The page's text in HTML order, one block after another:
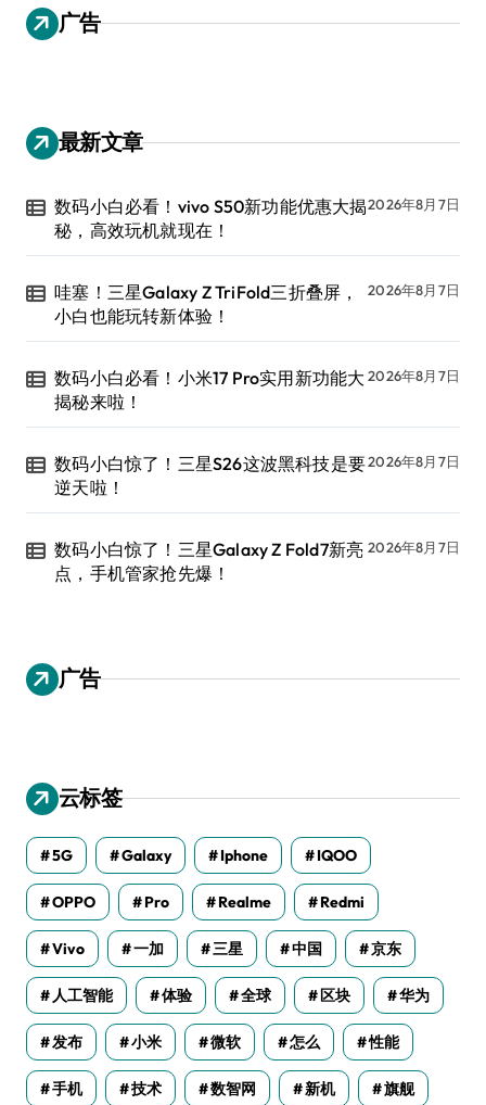
广告
最新文章
数码小白必看！vivo S50新功能优惠大揭
秘，高效玩机就现在！
2026年8月7日
哇塞！三星Galaxy Z TriFold三折叠屏，
小白也能玩转新体验！
2026年8月7日
数码小白必看！小米17 Pro实用新功能大
揭秘来啦！
2026年8月7日
数码小白惊了！三星S26这波黑科技是要
逆天啦！
2026年8月7日
数码小白惊了！三星Galaxy Z Fold7新亮
点，手机管家抢先爆！
2026年8月7日
广告
云标签
5G Galaxy Iphone IQOO
OPPO Pro Realme Redmi
Vivo 一加 三星 中国 京东
人工智能 体验 全球 区块 华为
发布 小米 微软 怎么 性能
手机 技术 数智网 新机 旗舰